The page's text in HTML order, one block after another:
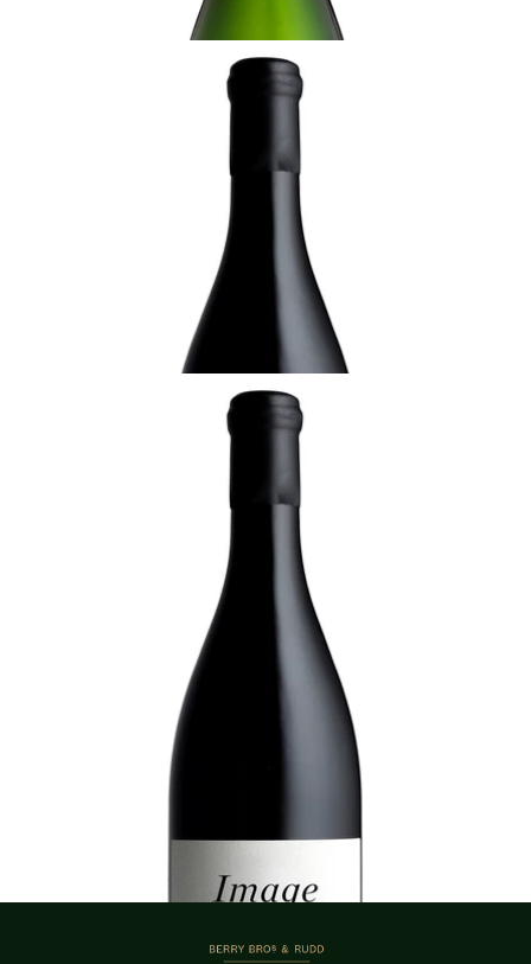
シャンパーニュ R&L ルグラ、ブラン・ドゥ・ブラ
¥29,150 (税込) - 1500ml
カートに追加する
キュヴェ・オマージュ、ブラン・ドゥ・ブラン グラ
ン・クリュ、R&L・ルグラ
¥38,500 (税込) - 750ml
カートに追加する